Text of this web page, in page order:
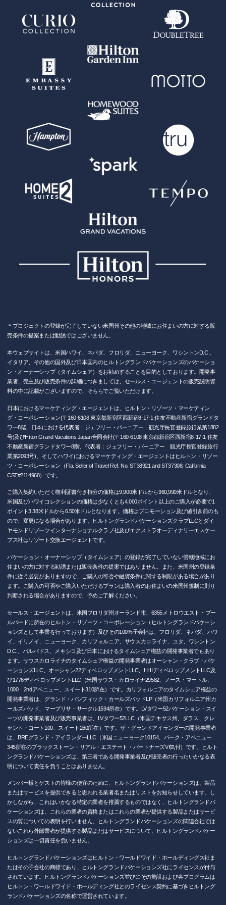
＊プロジェクトの登録が完了していない米国州その他の地域にお住まいの方に対する販
売条件の提案または勧誘ではございません。
本ウェブサイトは、米国ハワイ、ネバダ、フロリダ、ニューヨーク、ワシントンD.C.、
イタリア、その他の国外及び日本国内のヒルトングランドバケーションズのバケーショ
ン・オーナーシップ（タイムシェア）をお勧めすることを目的としております。開発事
業者、売主及び販売条件の詳細につきましては、セールス・エージェントの販売説明資
料の中に記載がございますので、そちらでご覧いただけます。
⽇本におけるマーケティング・エージェントは、ヒルトン・リゾーツ・マーケティン
グ・コーポレーション(〒160-6108 東京都新宿区⻄新宿8-17-1 住友不動産新宿グランドタ
ワー8階、日本における代表者：ジェフリー・バーニアー 観光庁長官登録旅行業第1882
号)及びHilton Grand Vacations Japan合同会社(〒160-6108 東京都新宿区⻄新宿8-17-1 住友
不動産新宿グランドタワー8階、代表者：ジェフリー・バーニアー 観光庁長官登録旅行
業第2093号)、そしてハワイにおけるマーケティング・エージェントはヒルトン・リゾー
ツ・コーポレーション（Fla. Seller of Travel Ref. No. ST38921 and ST37308; California
CST#2114968）です。
ご購入契約いただく権利証書付き持分の価格は9,900米ドルから960,990米ドルとなり、
米国及びハワイコレクションの価格は少なくとも4,000ポイント以上のご購入が必要で1
ポイント3.38米ドルから6.50米ドルとなります。価格はプロモーション及び値引き前のも
ので、変更になる場合があります。ヒルトングランドバケーションズクラブLLCとダイ
ヤモンドリゾーツインターナショナルクラブ社及びエクストラオーディナリーエスケー
プス社はリゾート交換エージェントです。
バケーション・オーナーシップ（タイムシェア）の登録が完了していない管轄地域にお
住まいの方に対する勧誘または販売条件の提案ではありません。また、米国州の登録条
件に従う必要がありますので、ご購入の可否や融資条件に関する制限がある場合があり
ます。ご購入の可否やご購入いただけるプランは購入者のお住まいの米国州規制に則り
判断される場合がありますので、予めご了解ください。
セールス・エージェントは、米国フロリダ州オーランド市、6355メトロウエスト・ブー
ルバードに所在のヒルトン・リゾーツ・コーポレーション（ヒルトングランドバケーシ
ョンズとして事業を行っております）及びその100%子会社は、フロリダ、ネバダ、ハワ
イ、イリノイ、ニューヨーク、カリフォルニア、サウスカロライナ、ユタ、ワシントン
D.C.、バルバドス、メキシコ及び日本におけるタイムシェア権益の開発事業者でもあり
ます。サウスカロライナのタイムシェア権益の開発事業者はオーシャン・クラブ・バケ
ーションズLLC、オーシャン22ディベロップメントLLC、HHIディベロップメントLLC及
び1776ディベロップメントLLC（米国サウス・カロライナ29582、ノース・マートル、
1000 2ndアベニュー、スイート310所在）です。カリフォルニアのタイムシェア権益の
開発事業者は、グランド・パシフィック・カールズバッドLP（米国カリフォルニア州カ
ールズバッド、マーブリサ・サークル1594所在）です。LVタワー52バケーション・スイ
ーツの開発事業者及び販売事業者は、LVタワー52LLC（米国テキサス州、ダラス、クレ
セント・コート100、スイート260所在）です。ザ・グランドアイランダーの開発事業者
は、BREグランド・アイランダーLLC（米国ニューヨーク10154、パーク・アベニュー
345所在のブラックストーン・リアル・エステート・パートナーズVI気付）です。ヒルト
ングランドバケーションズは、第三者である開発事業者及び販売者の行ったいかなる表
明について責任を負うことはありません。
メンバー様とゲストの皆様の便宜のために、ヒルトングランドバケーションズは、製品
またはサービスを提供できると思われる業者名またはリストをお知らせしています。し
かしながら、これはいかなる特定の業者を推薦するものではなく、ヒルトングランドバ
ケーションズは、これらの業者の資格またはこれらの業者が提供する製品またはサービ
スの質についての表明を行いません。ヒルトングランドバケーションズの関連会社では
ないこれら外部業者が提供する製品またはサービスについて、ヒルトングランドバケー
ションズは一切責任を負いません。
ヒルトングランドバケーションズはヒルトン・ワールドワイド・ホールディングス社ま
たはその子会社の商標であり、ヒルトングランドバケーションズ社にライセンスが付与
されています。ヒルトングランドバケーションズ並びにその施設および各プログラムは
ヒルトン・ワールドワイド・ホールディング社とのライセンス契約に基づきヒルトング
ランドバケーションズの名称で運営されています。